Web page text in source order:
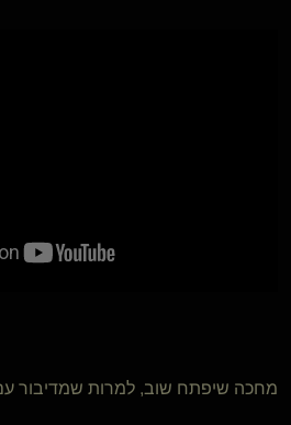
מחכה שיפתח שוב, למרות שמדיבור